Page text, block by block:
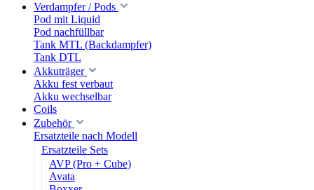
Verdampfer / Pods
Pod mit Liquid
Pod nachfüllbar
Tank MTL (Backdampfer)
Tank DTL
Akkuträger
Akku fest verbaut
Akku wechselbar
Coils
Zubehör
Ersatzteile nach Modell
Ersatzteile Sets
AVP (Pro + Cube)
Avata